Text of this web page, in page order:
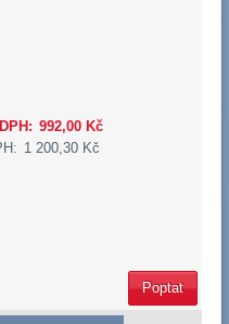
992,00 Kč
1 200,30 Kč
Poptat